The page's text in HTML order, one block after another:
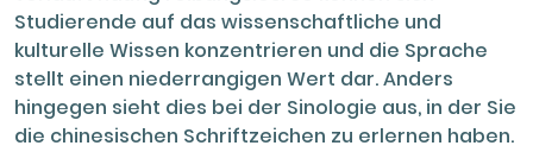
Studierende auf das wissenschaftliche und
kulturelle Wissen konzentrieren und die Sprache
stellt einen niederrangigen Wert dar. Anders
hingegen sieht dies bei der Sinologie aus, in der Sie
die chinesischen Schriftzeichen zu erlernen haben.